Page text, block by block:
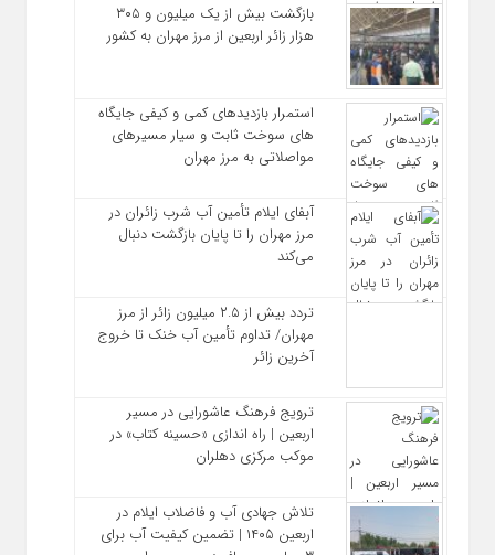
بازگشت بیش از یک میلیون و ۳۰۵
هزار زائر اربعین از مرز مهران به کشور
استمرار بازدیدهای کمی و کیفی جایگاه‌
های سوخت ثابت و سیار مسیرهای
مواصلاتی به مرز مهران
آبفای ایلام تأمین آب شرب زائران در
مرز مهران را تا پایان بازگشت دنبال
می‌کند
تردد بیش از ۲.۵ میلیون زائر از مرز
مهران/ تداوم تأمین آب خنک تا خروج
آخرین زائر
ترویج فرهنگ عاشورایی در مسیر
اربعین | راه‌ اندازی «حسینه کتاب» در
موکب مرکزی دهلران
تلاش جهادی آب و فاضلاب ایلام در
اربعین ۱۴۰۵ | تضمین کیفیت آب برای